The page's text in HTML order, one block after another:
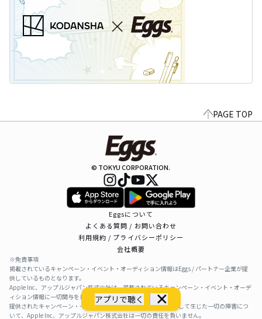
アプリで聴く
PAGE TOP
© TOKYU CORPORATION.
Eggsについて
よくある質問 / お問い合わせ
利用規約 / プライバシーポリシー
会社概要
※免責事項
掲載されているキャンペーン・イベント・オーディション情報はEggs / パートナー企業が提
供しているものとなります。
Apple Inc、アップルジャパン株式会社は、掲載されているキャンペーン・イベント・オーデ
ィション情報に一切関与をしておりません。
提供されたキャンペーン・イベント・オーディション情報を利用して生じた一切の障害につ
いて、Apple Inc、アップルジャパン株式会社は一切の責任を負いません。